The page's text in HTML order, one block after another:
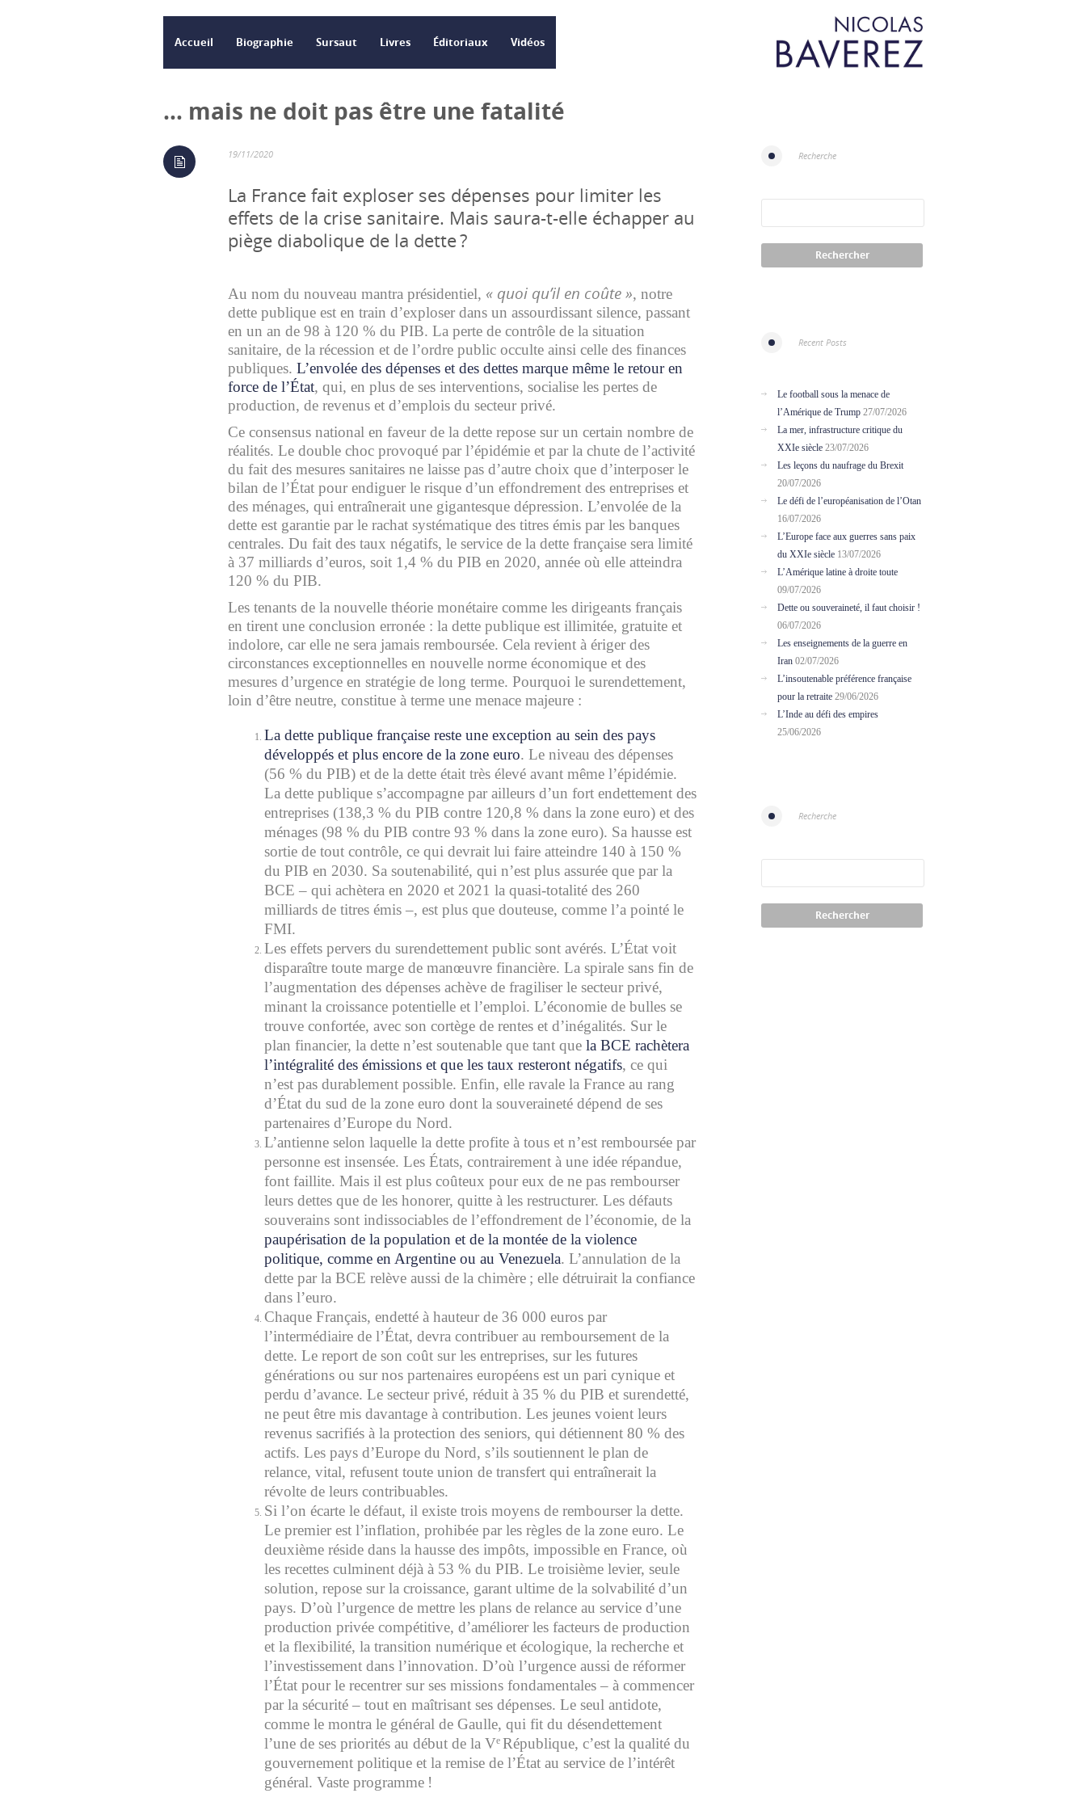
Accueil Biographie Sursaut Livres Éditoriaux Vidéos
… mais ne doit pas être une fatalité
19/11/2020
La France fait exploser ses dépenses pour limiter les
effets de la crise sanitaire. Mais saura-t-elle échapper au
piège diabolique de la dette ?
Au nom du nouveau mantra présidentiel, « quoi qu’il en coûte », notre
dette publique est en train d’exploser dans un assourdissant silence, passant
en un an de 98 à 120 % du PIB. La perte de contrôle de la situation
sanitaire, de la récession et de l’ordre public occulte ainsi celle des finances
publiques. L’envolée des dépenses et des dettes marque même le retour en
force de l’État, qui, en plus de ses interventions, socialise les pertes de
production, de revenus et d’emplois du secteur privé.
Ce consensus national en faveur de la dette repose sur un certain nombre de
réalités. Le double choc provoqué par l’épidémie et par la chute de l’activité
du fait des mesures sanitaires ne laisse pas d’autre choix que d’interposer le
bilan de l’État pour endiguer le risque d’un effondrement des entreprises et
des ménages, qui entraînerait une gigantesque dépression. L’envolée de la
dette est garantie par le rachat systématique des titres émis par les banques
centrales. Du fait des taux négatifs, le service de la dette française sera limité
à 37 milliards d’euros, soit 1,4 % du PIB en 2020, année où elle atteindra
120 % du PIB.
Les tenants de la nouvelle théorie monétaire comme les dirigeants français
en tirent une conclusion erronée : la dette publique est illimitée, gratuite et
indolore, car elle ne sera jamais remboursée. Cela revient à ériger des
circonstances exceptionnelles en nouvelle norme économique et des
mesures d’urgence en stratégie de long terme. Pourquoi le surendettement,
loin d’être neutre, constitue à terme une menace majeure :
La dette publique française reste une exception au sein des pays
développés et plus encore de la zone euro. Le niveau des dépenses
(56 % du PIB) et de la dette était très élevé avant même l’épidémie.
La dette publique s’accompagne par ailleurs d’un fort endettement des
entreprises (138,3 % du PIB contre 120,8 % dans la zone euro) et des
ménages (98 % du PIB contre 93 % dans la zone euro). Sa hausse est
sortie de tout contrôle, ce qui devrait lui faire atteindre 140 à 150 %
du PIB en 2030. Sa soutenabilité, qui n’est plus assurée que par la
BCE – qui achètera en 2020 et 2021 la quasi-totalité des 260
milliards de titres émis –, est plus que douteuse, comme l’a pointé le
FMI.
Les effets pervers du surendettement public sont avérés. L’État voit
disparaître toute marge de manœuvre financière. La spirale sans fin de
l’augmentation des dépenses achève de fragiliser le secteur privé,
minant la croissance potentielle et l’emploi. L’économie de bulles se
trouve confortée, avec son cortège de rentes et d’inégalités. Sur le
plan financier, la dette n’est soutenable que tant que la BCE rachètera
l’intégralité des émissions et que les taux resteront négatifs, ce qui
n’est pas durablement possible. Enfin, elle ravale la France au rang
d’État du sud de la zone euro dont la souveraineté dépend de ses
partenaires d’Europe du Nord.
L’antienne selon laquelle la dette profite à tous et n’est remboursée par
personne est insensée. Les États, contrairement à une idée répandue,
font faillite. Mais il est plus coûteux pour eux de ne pas rembourser
leurs dettes que de les honorer, quitte à les restructurer. Les défauts
souverains sont indissociables de l’effondrement de l’économie, de la
paupérisation de la population et de la montée de la violence
politique, comme en Argentine ou au Venezuela. L’annulation de la
dette par la BCE relève aussi de la chimère ; elle détruirait la confiance
dans l’euro.
Chaque Français, endetté à hauteur de 36 000 euros par
l’intermédiaire de l’État, devra contribuer au remboursement de la
dette. Le report de son coût sur les entreprises, sur les futures
générations ou sur nos partenaires européens est un pari cynique et
perdu d’avance. Le secteur privé, réduit à 35 % du PIB et surendetté,
ne peut être mis davantage à contribution. Les jeunes voient leurs
revenus sacrifiés à la protection des seniors, qui détiennent 80 % des
actifs. Les pays d’Europe du Nord, s’ils soutiennent le plan de
relance, vital, refusent toute union de transfert qui entraînerait la
révolte de leurs contribuables.
Si l’on écarte le défaut, il existe trois moyens de rembourser la dette.
Le premier est l’inflation, prohibée par les règles de la zone euro. Le
deuxième réside dans la hausse des impôts, impossible en France, où
les recettes culminent déjà à 53 % du PIB. Le troisième levier, seule
solution, repose sur la croissance, garant ultime de la solvabilité d’un
pays. D’où l’urgence de mettre les plans de relance au service d’une
production privée compétitive, d’améliorer les facteurs de production
et la flexibilité, la transition numérique et écologique, la recherche et
l’investissement dans l’innovation. D’où l’urgence aussi de réformer
l’État pour le recentrer sur ses missions fondamentales – à commencer
par la sécurité – tout en maîtrisant ses dépenses. Le seul antidote,
comme le montra le général de Gaulle, qui fit du désendettement
l’une de ses priorités au début de la Ve République, c’est la qualité du
gouvernement politique et la remise de l’État au service de l’intérêt
général. Vaste programme !
Recherche
Recent Posts
Le football sous la menace de
l’Amérique de Trump 27/07/2026
La mer, infrastructure critique du
XXIe siècle 23/07/2026
Les leçons du naufrage du Brexit
20/07/2026
Le défi de l’européanisation de l’Otan
16/07/2026
L’Europe face aux guerres sans paix
du XXIe siècle 13/07/2026
L’Amérique latine à droite toute
09/07/2026
Dette ou souveraineté, il faut choisir !
06/07/2026
Les enseignements de la guerre en
Iran 02/07/2026
L’insoutenable préférence française
pour la retraite 29/06/2026
L’Inde au défi des empires
25/06/2026
Recherche